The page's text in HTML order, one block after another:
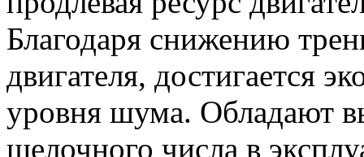
Благодаря снижению
двигателя, достигается
уровня шума. Обладают
щелочного числа в